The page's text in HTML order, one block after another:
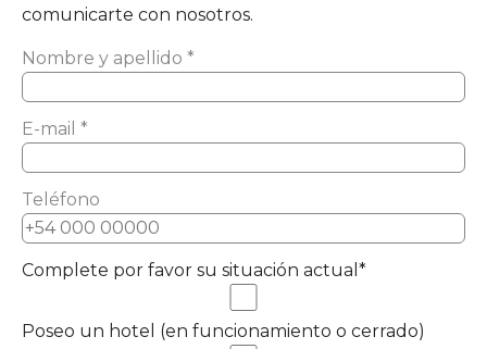
comunicarte con nosotros.
Nombre y apellido *
E-mail *
Teléfono
Complete por favor su situación actual*
Poseo un hotel (en funcionamiento o cerrado)